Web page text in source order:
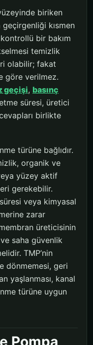
biriken
kısmen
bir bakım
temizlik
olabilir; fakat
göre verilmez.
geçişi, basınç
süresi, üretici
birlikte
türüne bağlıdır.
organik ve
yüzey aktif
gerekebilir.
veya kimyasal
zarar
üreticisinin
ve saha güvenlik
TMP’nin
dönmemesi, geri
yaşlanması, kanal
türüne uygun
Pompa